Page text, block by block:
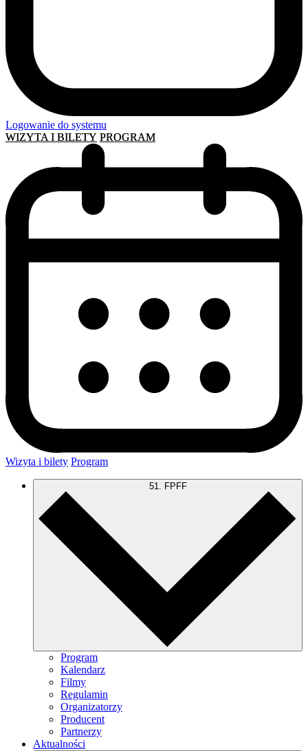
Logowanie do systemu
WIZYTA I BILETY PROGRAM
Wizyta i bilety Program
51. FPFF
Program
Kalendarz
Filmy
Regulamin
Organizatorzy
Producent
Partnerzy
Aktualności